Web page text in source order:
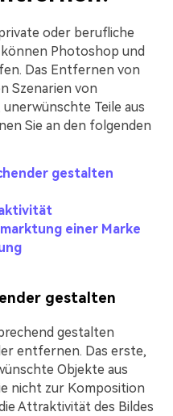
oder berufliche
Photoshop und
Das Entfernen von
Szenarien von
Teile aus
Sie an den folgenden
gestalten
einer Marke
gestalten
gestalten
entfernen. Das erste,
Objekte aus
nicht zur Komposition
Attraktivität des Bildes